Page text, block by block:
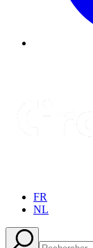
FR
NL